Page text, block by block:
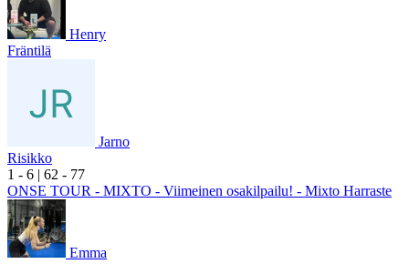
Henry
Fräntilä
Jarno
Risikko
1 - 6 | 62 - 77
ONSE TOUR - MIXTO - Viimeinen osakilpailu! - Mixto Harraste
Emma